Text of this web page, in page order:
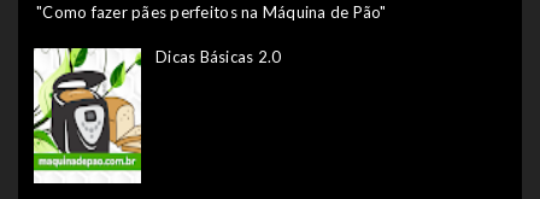
"Como fazer pães perfeitos na Máquina de Pão"
Dicas Básicas 2.0